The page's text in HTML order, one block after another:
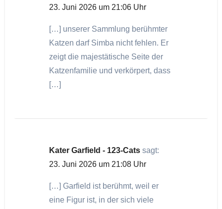
23. Juni 2026 um 21:06 Uhr
[…] unserer Sammlung berühmter
Katzen darf Simba nicht fehlen. Er
zeigt die majestätische Seite der
Katzenfamilie und verkörpert, dass
[…]
Kater Garfield - 123-Cats sagt:
23. Juni 2026 um 21:08 Uhr
[…] Garfield ist berühmt, weil er
eine Figur ist, in der sich viele